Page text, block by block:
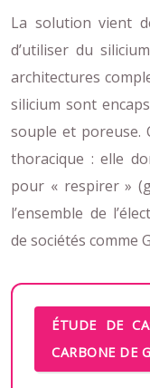
La solution vient
d’utiliser du
architectures
silicium sont
souple et poreuse.
thoracique : elle
pour « respirer »
l’ensemble de
de sociétés comme
ÉTUDE DE
CARBONE DE